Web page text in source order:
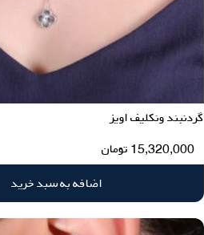
گردنبند ونکلیف اویز
15,320,000 تومان
اضافه به سبد خرید